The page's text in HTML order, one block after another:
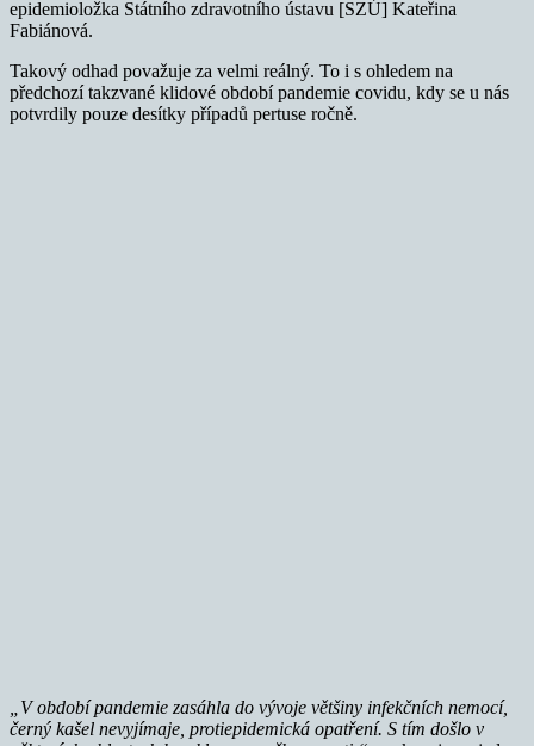
epidemioložka Státního zdravotního ústavu [SZÚ] Kateřina
Fabiánová.
Takový odhad považuje za velmi reálný. To i s ohledem na
předchozí takzvané klidové období pandemie covidu, kdy se u nás
potvrdily pouze desítky případů pertuse ročně.
„V období pandemie zasáhla do vývoje většiny infekčních nemocí,
černý kašel nevyjímaje, protiepidemická opatření. S tím došlo v